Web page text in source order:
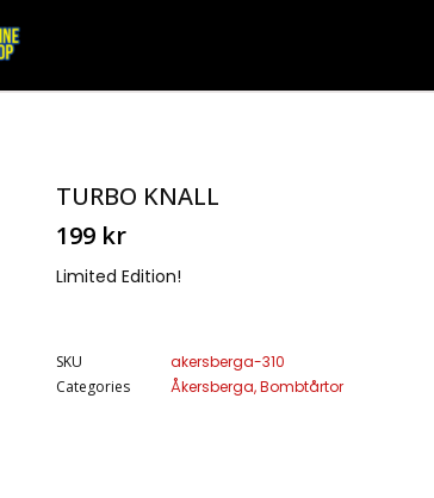
TURBO KNALL
199 kr
Limited Edition!
SKU
akersberga-310
Categories
Åkersberga,Bombtårtor